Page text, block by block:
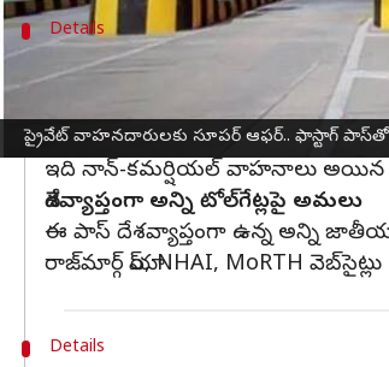
ప్రైవేట్ వాహనదారులకు సూపర్ ఆఫర్.. ఫాస్టాగ్‌
Details
రూ.3వేల చార్జితో ఏడాది పాటు
ఈ యాన్యువల్ పాస్ కోసం వాహనదారులు
ఒకసారి యాక్టివేట్ చేసిన తర్వాత ఏదైనా
ఇది నాన్-కమర్షియల్ వాహనాలు అయిన
దేశవ్యాప్తంగా అన్ని టోల్‌గేట్లపై అమలు
ఈ పాస్‌ దేశవ్యాప్తంగా ఉన్న అన్ని జాతీయ
రాజ్‌మార్గ్ యాప్, NHAI, MoRTH
Details